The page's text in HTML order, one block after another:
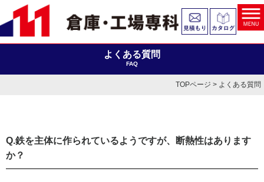
よくある質問
FAQ
TOPページ > よくある質問
Q.鉄を主体に作られているようですが、断熱性はあります
か？